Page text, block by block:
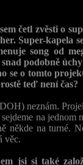
četl zvěsti o
Super-kapela
song od
podobně
se o tomto
teď není čas?
neznám.
sejdeme na
někde na turné.
věc.
jsi si také